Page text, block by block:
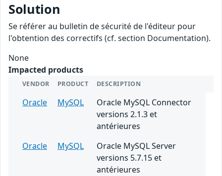
Solution
Se référer au bulletin de sécurité de l'éditeur pour
l'obtention des correctifs (cf. section Documentation).
None
Impacted products
VENDOR PRODUCT DESCRIPTION
Oracle MySQL
Oracle MySQL Connector
versions 2.1.3 et
antérieures
Oracle
MySQL
Oracle MySQL Server
versions 5.7.15 et
antérieures